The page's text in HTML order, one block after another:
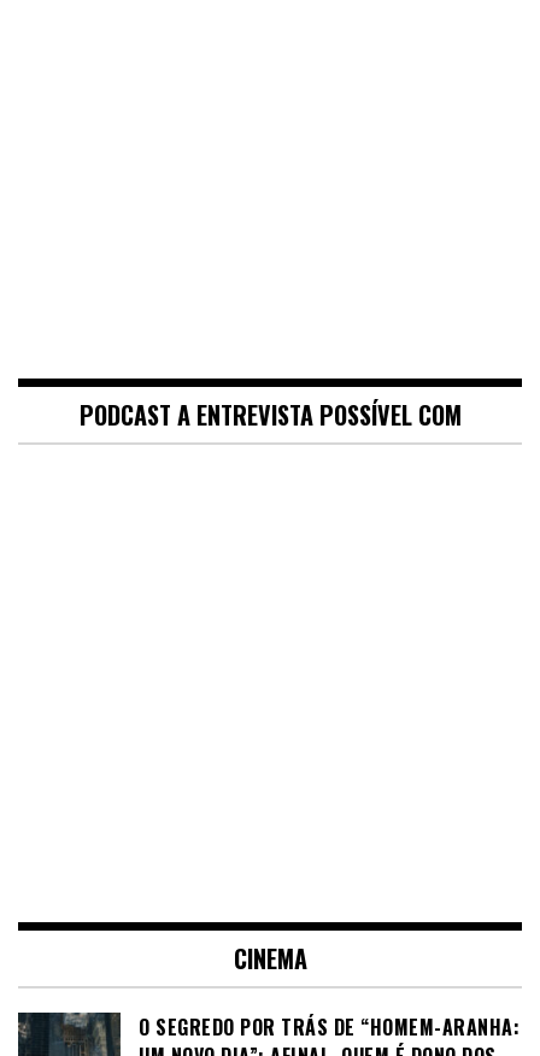
PODCAST A ENTREVISTA POSSÍVEL COM
CINEMA
O SEGREDO POR TRÁS DE “HOMEM-ARANHA: